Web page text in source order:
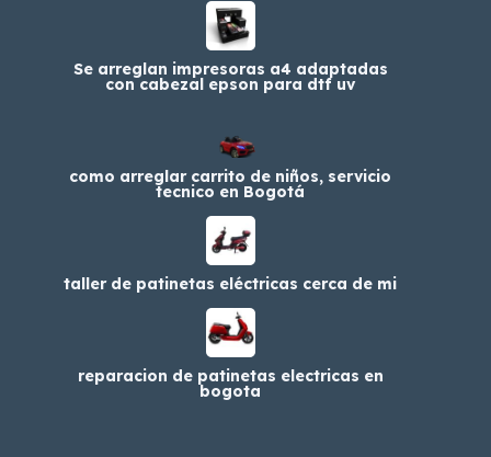
Se arreglan impresoras a4 adaptadas
con cabezal epson para dtf uv
como arreglar carrito de niños, servicio
tecnico en Bogotá
taller de patinetas eléctricas cerca de mi
reparacion de patinetas electricas en
bogota